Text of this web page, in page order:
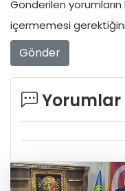
Gönderilen
içermemesi gerektiğini
Gönder
Yorumlar